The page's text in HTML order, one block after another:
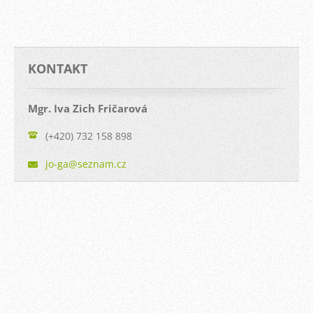
KONTAKT
Mgr. Iva Zich Fričarová
(+420) 732 158 898
jo-ga@seznam.cz